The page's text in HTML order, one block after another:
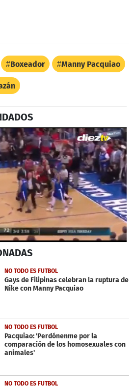
Boxeador Manny Pacquiao
NO TODO ES FUTBOL
Gays de Filipinas celebran la ruptura de
Nike con Manny Pacquiao
NO TODO ES FUTBOL
Pacquiao: 'Perdónenme por la
comparación de los homosexuales con
animales'
NO TODO ES FUTBOL